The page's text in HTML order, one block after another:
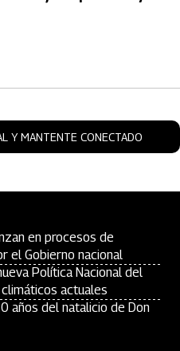
Y MANTENTE CONECTADO
en procesos de
el Gobierno nacional
Política Nacional del
actuales
años del natalicio de Don